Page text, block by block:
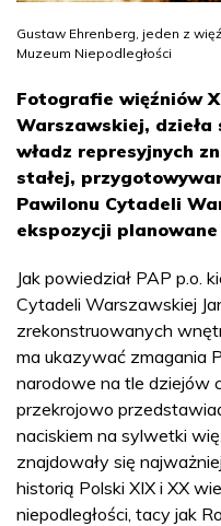
Gustaw Ehrenberg, jeden z
Muzeum Niepodległości
Fotografie więźniów
Warszawskiej,
władz represyjnych
stałej,
Pawilonu Cytadeli
ekspozycji
Jak powiedział PAP p.o.
Cytadeli Warszawskiej
zrekonstruowanych
ma ukazywać zmagania
narodowe na tle dziejów
przekrojowo
naciskiem na sylwetki
znajdowały się
historią Polski XIX i XX
niepodległości, tacy jak